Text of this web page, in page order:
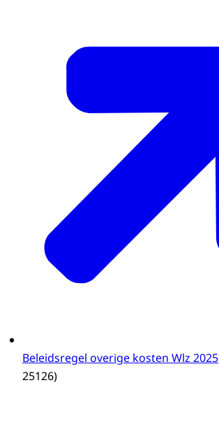
Beleidsregel overige kosten Wlz 2025
25126)